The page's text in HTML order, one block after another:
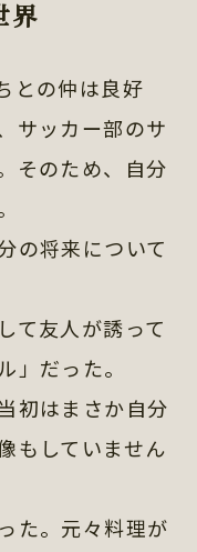
界
との仲は良好
サッカー部のサ
そのため、自分
の将来について
て友人が誘って
」だった。
初はまさか自分
もしていません
た。元々料理が